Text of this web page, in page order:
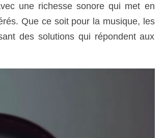
une richesse sonore qui met en
Que ce soit pour la musique, les
des solutions qui répondent aux